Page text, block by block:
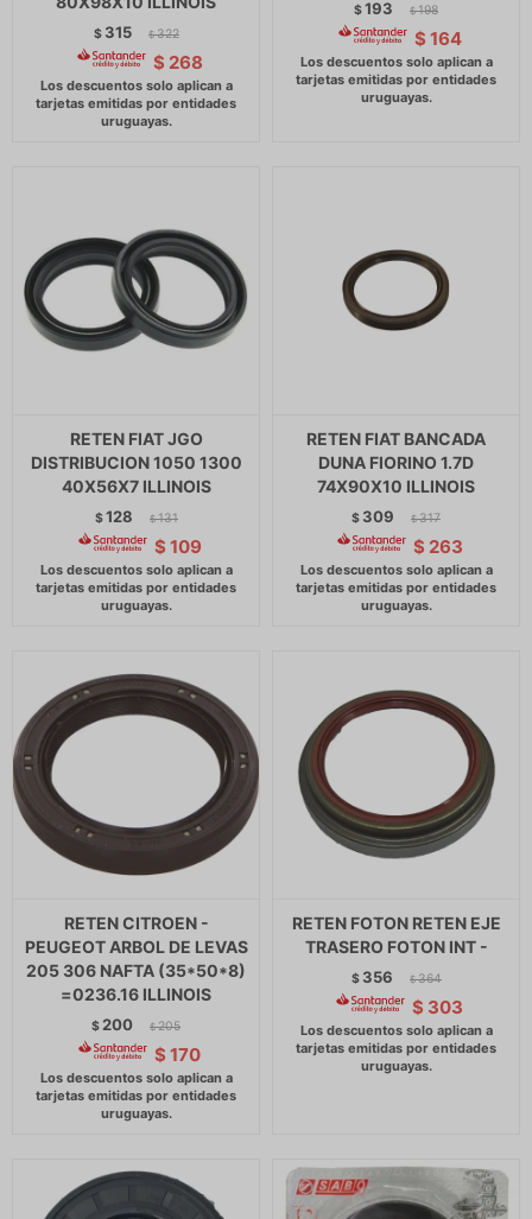
$ 315 $ 322
$ 268
$193 $ 198
$ 164
RETEN FIAT JGO
DISTRIBUCION 1050 1300
40X56X7 ILLINOIS
$128 $ 131
$ 109
RETEN FIAT BANCADA
DUNA FIORINO 1.7D
74X90X10 ILLINOIS
$ 309 $ 317
$ 263
RETEN CITROEN -
PEUGEOT ARBOL DE LEVAS
205 306 NAFTA (35*50*8)
=0236.16 ILLINOIS
$ 200 $ 205
$ 170
RETEN FOTON RETEN EJE
TRASERO FOTON INT -
$ 356 $ 364
$ 303